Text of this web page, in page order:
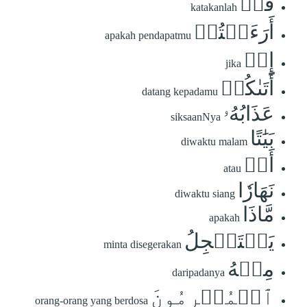
katakanlah
أَرَءَيۡتُمۡ apakah pendapatmu
إِنۡ jika
أَتَىٰكُمۡ datang kepadamu
عَذَابُهُۥ siksaanNya
بَيَٰتًا diwaktu malam
أَوۡ atau
نَهَارٗا diwaktu siang
مَّاذَا apakah
يَسۡتَعۡجِلُ minta disegerakan
مِنۡهُ daripadanya
ٱلۡمُجۡرِمُونَ orang-orang yang berdosa